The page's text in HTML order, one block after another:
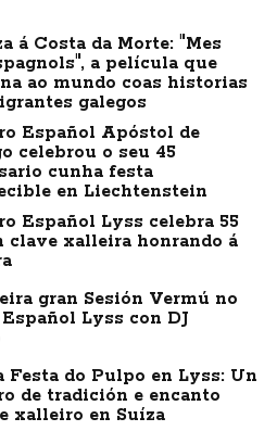
á Costa da Morte: "Mes
a película que
ao mundo coas historias
galegos
Español Apóstol de
celebrou o seu 45
cunha festa
en Liechtenstein
Español Lyss celebra 55
clave xalleira honrando á
gran Sesión Vermú no
Lyss con DJ
Festa do Pulpo en Lyss: Un
de tradición e encanto
xalleiro en Suíza